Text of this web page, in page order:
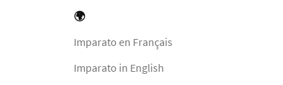
🌍
Imparato en Français
Imparato in English